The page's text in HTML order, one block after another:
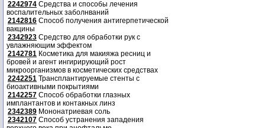
2242974 Средства и способы лечения
воспалительных заболнваний
2142816 Способ получения антигерпетической
вакцины
2342923 Средство для обработки рук с
увлажняющим эффектом
2142781 Косметика для макияжа ресниц и
бровей и агент ингирирующий рост
микроорганизмов в косметических средствах
2242251 Трансплантируемые стенты с
биоактивными покрытиями
2142257 Способ обработки глазных
имплантантов и контакных линз
2342389 Мононатриевая соль
2342107 Способ устранения западения